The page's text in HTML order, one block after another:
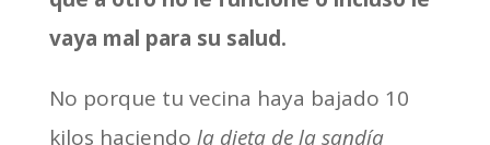
vaya mal para su salud.
No porque tu vecina haya bajado 10
kilos haciendo la dieta de la sandía